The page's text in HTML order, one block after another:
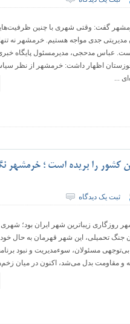
گفت: وقتی شهری با چنین
جدی مواجه هستیم. خرمشهر نه
عباس مدحجی، مدیرمسئول پایگاه خبری
خوزستان اظهار داشت: خرمشهر از نظر
...
کشور را بریده است ؛ خرمشهر
ثبت یک دیدگاه
روزگاری زیباترین شهر ایران بود؛ شهری
جنگ تحمیلی، این شهر قهرمان به حال
مسئولان، سوء‌مدیریت و نبود
و مقاومت بدل می‌شد، اکنون در میان